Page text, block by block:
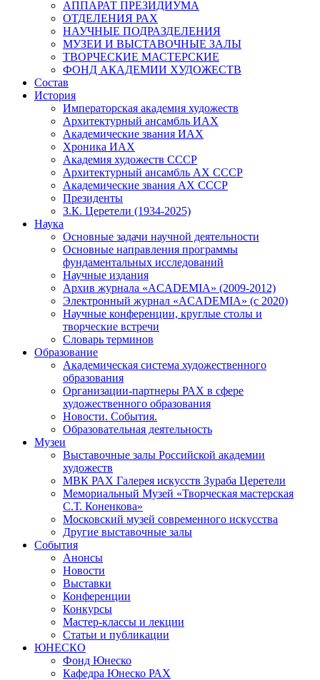
АППАРАТ ПРЕЗИДИУМА
ОТДЕЛЕНИЯ РАХ
НАУЧНЫЕ ПОДРАЗДЕЛЕНИЯ
МУЗЕИ И ВЫСТАВОЧНЫЕ ЗАЛЫ
ТВОРЧЕСКИЕ МАСТЕРСКИЕ
ФОНД АКАДЕМИИ ХУДОЖЕСТВ
Состав
История
Императорская академия художеств
Архитектурный ансамбль ИАХ
Академические звания ИАХ
Хроника ИАХ
Академия художеств СССР
Архитектурный ансамбль АХ СССР
Академические звания АХ СССР
Президенты
З.К. Церетели (1934-2025)
Наука
Основные задачи научной деятельности
Основные направления программы
фундаментальных исследований
Научные издания
Архив журнала «ACADEMIA» (2009-2012)
Электронный журнал «ACADEMIA» (с 2020)
Научные конференции, круглые столы и
творческие встречи
Словарь терминов
Образование
Академическая система художественного
образования
Организации-партнеры РАХ в сфере
художественного образования
Новости. События.
Образовательная деятельность
Музеи
Выставочные залы Российской академии
художеств
МВК РАХ Галерея искусств Зураба Церетели
Мемориальный Музей «Творческая мастерская
С.Т. Коненкова»
Московский музей современного искусства
Другие выставочные залы
События
Анонсы
Новости
Выставки
Конференции
Конкурсы
Мастер-классы и лекции
Статьи и публикации
ЮНЕСКО
Фонд Юнеско
Кафедра Юнеско РАХ